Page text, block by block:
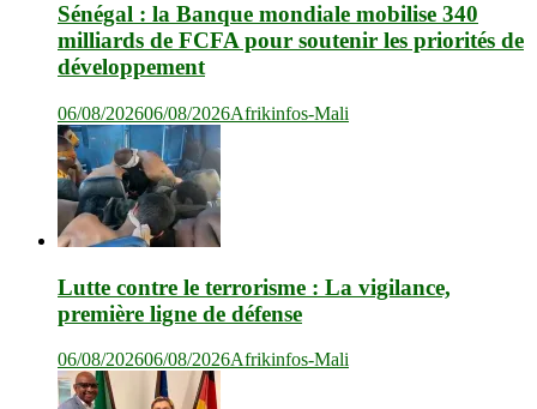
Sénégal : la Banque mondiale mobilise 340
milliards de FCFA pour soutenir les priorités de
développement
06/08/202606/08/2026Afrikinfos-Mali
Lutte contre le terrorisme : La vigilance,
première ligne de défense
06/08/202606/08/2026Afrikinfos-Mali